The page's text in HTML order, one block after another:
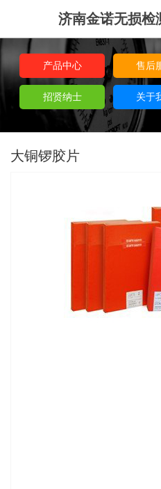
济南金诺无损检
产品中心 售后
招贤纳士 关于
大铜锣胶片